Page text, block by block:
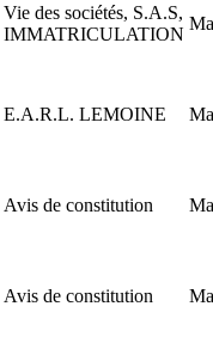
Vie des sociétés, S.A.S,
IMMATRICULATION
E.A.R.L. LEMOINE
Avis de constitution
Avis de constitution